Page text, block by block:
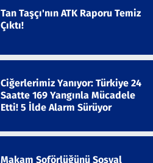
Tan Taşçı'nın ATK Raporu Temiz
Çıktı!
Ciğerlerimiz Yanıyor: Türkiye 24
Saatte 169 Yangınla Mücadele
Etti! 5 İlde Alarm Sürüyor
Makam Şoförlüğünü Sosyal